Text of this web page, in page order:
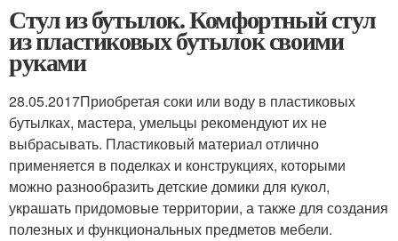
Стул из бутылок. Комфортный стул
из пластиковых бутылок своими
руками
28.05.2017Приобретая соки или воду в пластиковых
бутылках, мастера, умельцы рекомендуют их не
выбрасывать. Пластиковый материал отлично
применяется в поделках и конструкциях, которыми
можно разнообразить детские домики для кукол,
украшать придомовые территории, а также для создания
полезных и функциональных предметов мебели.